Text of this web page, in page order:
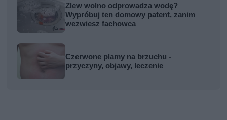
Zlew wolno odprowadza wodę?
Wypróbuj ten domowy patent, zanim
wezwiesz fachowca
Czerwone plamy na brzuchu -
przyczyny, objawy, leczenie